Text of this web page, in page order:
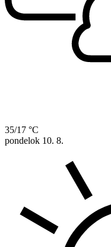
35/17 °C
pondelok 10. 8.